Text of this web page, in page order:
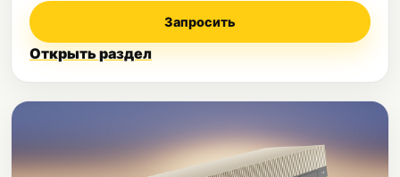
Запросить
Открыть раздел